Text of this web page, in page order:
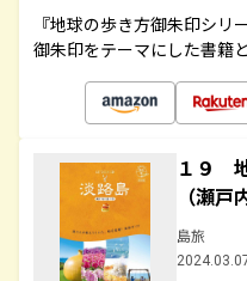
『地球の歩き方御朱印シリ
御朱印をテーマにした書籍
１９
（瀬
島旅